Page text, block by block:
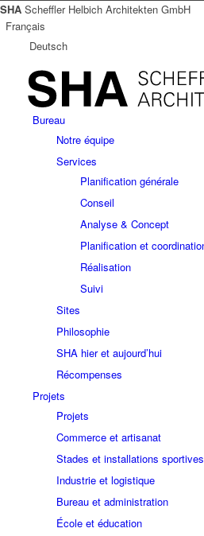
SHA Scheffler Helbich Architekten GmbH
Français
Deutsch
Bureau
Notre équipe
Services
Planification générale
Conseil
Analyse & Concept
Planification et
Réalisation
Suivi
Sites
Philosophie
SHA hier et aujourd’hui
Récompenses
Projets
Projets
Commerce et artisanat
Stades et installations sportives
Industrie et logistique
Bureau et administration
École et éducation